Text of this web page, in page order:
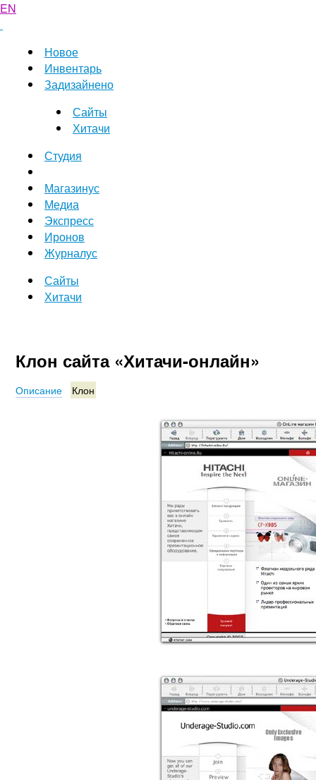
EN
Новое
Инвентарь
Задизайнено
Сайты
Хитачи
Студия
Магазинус
Медиа
Экспресс
Иронов
Журналус
Сайты
Хитачи
Клон сайта «Хитачи-онлайн»
Описание Клон